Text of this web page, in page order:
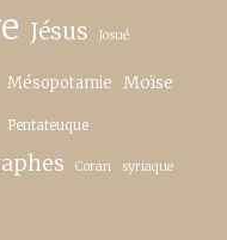
Jésus Josué
Mésopotamie Moïse
Pentateuque
Coran syriaque